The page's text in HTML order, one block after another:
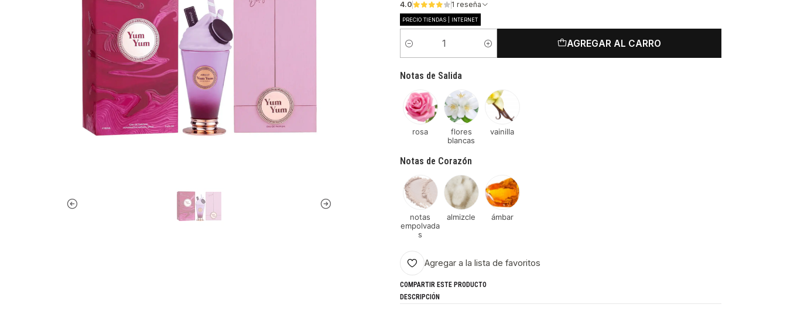
4.0
1 reseña
PRECIO TIENDAS | INTERNET
Cantidad
AGREGAR AL CARRO
Notas de Salida
rosa
flores
blancas
vainilla
Notas de Corazón
notas
empolvada
s
almizcle ámbar
Agregar a la lista de favoritos
COMPARTIR ESTE PRODUCTO
DESCRIPCIÓN